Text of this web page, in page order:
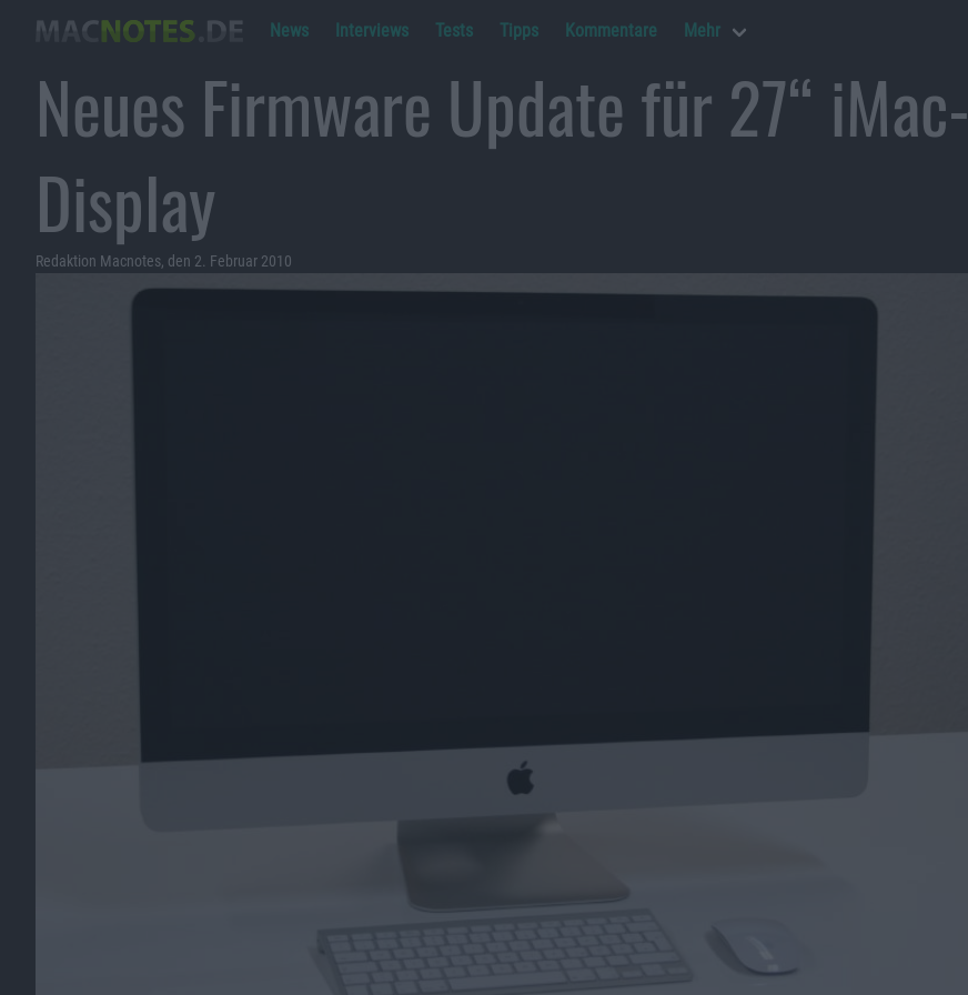
News Interviews Tests Tipps Kommentare Mehr
Neues Firmware Update für 27“ iMac-
Display
Redaktion Macnotes, den 2. Februar 2010